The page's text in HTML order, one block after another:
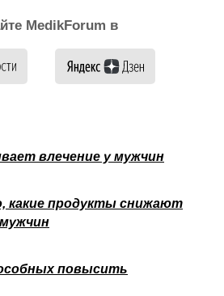
MedikForum в
влечение у мужчин
какие продукты снижают
повысить